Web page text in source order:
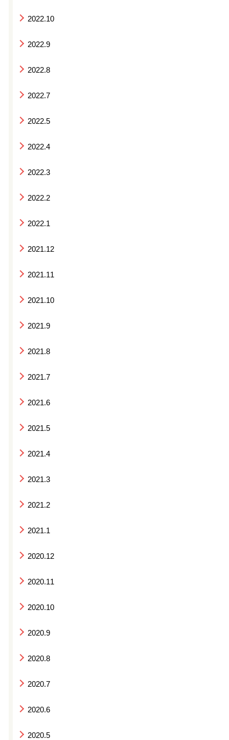
2022.10
2022.9
2022.8
2022.7
2022.5
2022.4
2022.3
2022.2
2022.1
2021.12
2021.11
2021.10
2021.9
2021.8
2021.7
2021.6
2021.5
2021.4
2021.3
2021.2
2021.1
2020.12
2020.11
2020.10
2020.9
2020.8
2020.7
2020.6
2020.5